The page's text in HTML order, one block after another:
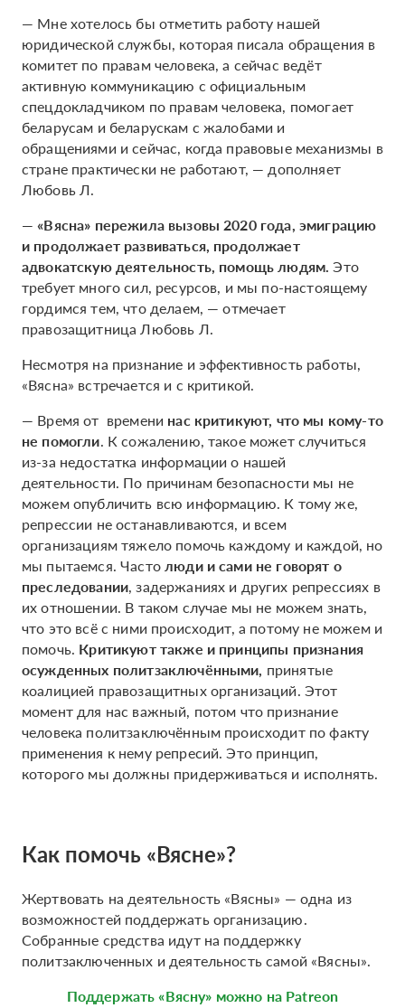
— Мне хотелось бы отметить работу нашей
юридической службы, которая писала обращения в
комитет по правам человека, а сейчас ведёт
активную коммуникацию с официальным
спецдокладчиком по правам человека, помогает
беларусам и беларускам с жалобами и
обращениями и сейчас, когда правовые механизмы в
стране практически не работают, — дополняет
Любовь Л.
—«Вясна» пережила вызовы 2020 года, эмиграцию
и продолжает развиваться, продолжает
адвокатскую деятельность, помощь людям.Это
требует много сил, ресурсов, и мы по-настоящему
гордимся тем, что делаем, — отмечает
правозащитница Любовь Л.
Несмотря на признание и эффективность работы,
«Вясна» встречается и с критикой.
— Время от времени нас критикуют, что мы кому-то
не помогли. К сожалению, такое может случиться
из-за недостатка информации о нашей
деятельности. По причинам безопасности мы не
можем опубличить всю информацию. К тому же,
репрессии не останавливаются, и всем
организациям тяжело помочь каждому и каждой, но
мы пытаемся. Частолюди и сами не говорят о
преследовании, задержаниях и других репрессиях в
их отношении. В таком случае мы не можем знать,
что это всё с ними происходит, а потому не можем и
помочь. Критикуют также и принципы признания
осужденных политзаключёнными, принятые
коалицией правозащитных организаций. Этот
момент для нас важный, потом что признание
человека политзаключённым происходит по факту
применения к нему репресий. Это принцип,
которого мы должны придерживаться и исполнять.
Как помочь «Вясне»?
Жертвовать на деятельность «Вясны» — одна из
возможностей поддержать организацию.
Собранные средства идут на поддержку
политзаключенных и деятельность самой «Вясны».
Поддержать «Вясну» можно на Patreon